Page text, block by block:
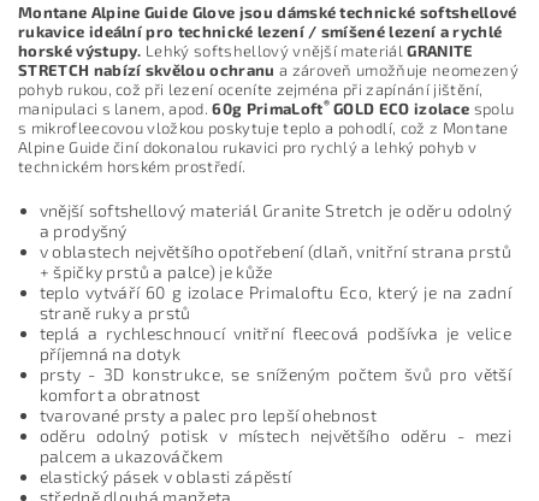
Montane Alpine Guide Glove jsou dámské technické softshellové
rukavice ideální pro technické lezení / smíšené lezení a rychlé
horské výstupy. Lehký softshellový vnější materiálGRANITE
STRETCH nabízí skvělou ochranu a zároveň umožňuje neomezený
pohyb rukou, což při lezení oceníte zejména při zapínání jištění,
manipulaci s lanem, apod.60g PrimaLoft®GOLD ECO izolace spolu
s mikrofleecovou vložkou poskytuje teplo a pohodlí, což z Montane
Alpine Guide činí dokonalou rukavici pro rychlý a lehký pohyb v
technickém horském prostředí.
vnější softshellový materiál Granite Stretch je oděru odolný
a prodyšný
v oblastech největšího opotřebení (dlaň, vnitřní strana prstů
+ špičky prstů a palce) je kůže
teplo vytváří 60 g izolace Primaloftu Eco, který je na zadní
straně ruky a prstů
teplá a rychleschnoucí vnitřní fleecová podšívka je velice
příjemná na dotyk
prsty - 3D konstrukce, se sníženým počtem švů pro větší
komfort a obratnost
tvarované prsty a palec pro lepší ohebnost
oděru odolný potisk v místech největšího oděru - mezi
palcem a ukazováčkem
elastický pásek v oblasti zápěstí
středně dlouhá manžeta